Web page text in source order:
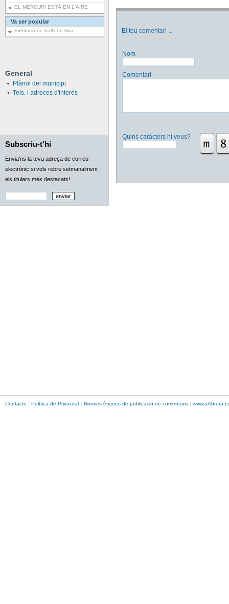
EL MERCURI ESTÀ EN L'AIRE
Va ser popular
Exhibició de balls en linia...
General
Plànol del municipi
Tels. i adreces d'interès
Subscriu-t'hi
Envia'ns la teva adreça de correu
electrònic si vols rebre setmanalment
els titulars més destacats!
El teu comentari ...
Nom
Comentari
Quins caràcters hi veus?
Contacte | Política de Privacitat | Normes ètiques de publicació de comentaris | www.aAbrera